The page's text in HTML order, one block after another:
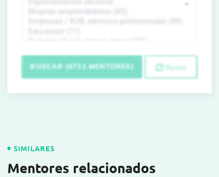
BUSCAR (6711 MENTORES) Reset
SIMILARES
Mentores relacionados